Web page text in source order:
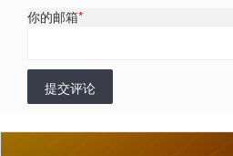
你的邮箱*
提交评论